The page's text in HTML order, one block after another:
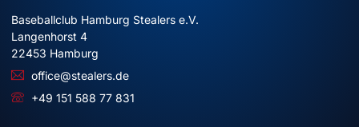
Baseballclub Hamburg Stealers e.V.
Langenhorst 4
22453 Hamburg
office@stealers.de
+49 151 588 77 831